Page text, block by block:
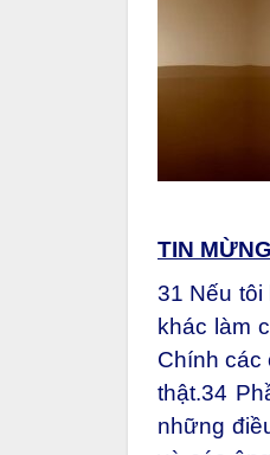
TIN
31 Nếu
khác làm
Chính các
thật.34
những